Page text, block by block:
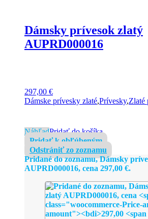
Dámsky prívesok zlatý
AUPRD000016
297,00 €
Dámske prívesky zlaté,Prívesky,Zlaté
NáhľadPridať do košíka
Pridať k obľúbeným
Odstrániť zo zoznamu
Pridané do zoznamu, Dámsky
AUPRD000016, cena 297,00 €.